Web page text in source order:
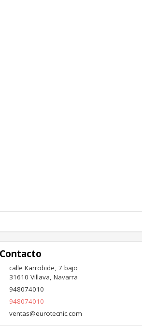
Contacto
calle Karrobide, 7 bajo
31610 Villava, Navarra
948074010
948074010
ventas@eurotecnic.com